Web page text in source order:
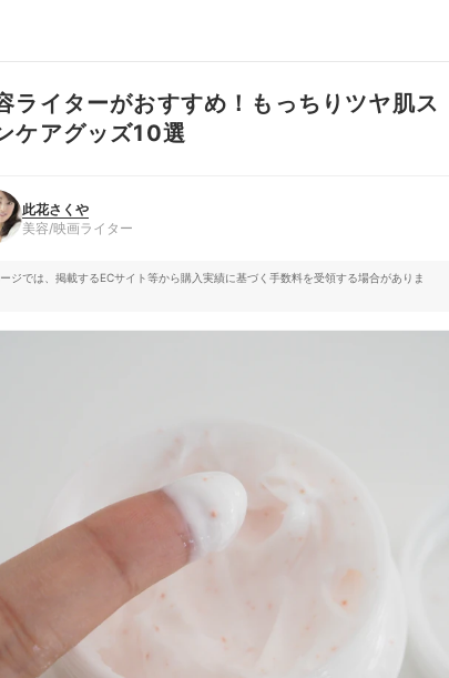
此花さくや
美容/映画ライター
ライターがおすすめ！もっちりツヤ肌ス
ケアグッズ10選
此花さくや
美容/映画ライター
ジでは、掲載するECサイト等から購入実績に基づく手数料を受領する場合がありま